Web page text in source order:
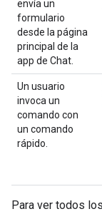
envía un
formulario
desde la página
principal de la
app de Chat.
Un usuario
invoca un
comando con
un comando
rápido.
Para ver todos